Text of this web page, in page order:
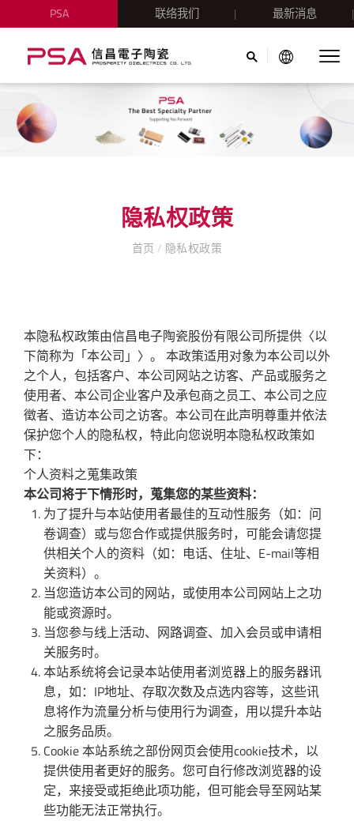
PSA 联络我们 最新消息
隐私权政策
首页 / 隐私权政策
本隐私权政策由信昌电子陶瓷股份有限公司所提供〈以
下简称为「本公司」〉。 本政策适用对象为本公司以外
之个人，包括客户、本公司网站之访客、产品或服务之
使用者、本公司企业客户及承包商之员工、本公司之应
徵者、造访本公司之访客。本公司在此声明尊重并依法
保护您个人的隐私权，特此向您说明本隐私权政策如
下：
个人资料之蒐集政策
本公司将于下情形时，蒐集您的某些资料：
为了提升与本站使用者最佳的互动性服务（如：问
卷调查）或与您合作或提供服务时，可能会请您提
供相关个人的资料（如：电话、住址、E-mail等相
关资料）。
当您造访本公司的网站，或使用本公司网站上之功
能或资源时。
当您参与线上活动、网路调查、加入会员或申请相
关服务时。
本站系统将会记录本站使用者浏览器上的服务器讯
息，如：IP地址、存取次数及点选内容等，这些讯
息将作为流量分析与使用行为调查，用以提升本站
之服务品质。
Cookie 本站系统之部份网页会使用cookie技术，以
提供使用者更好的服务。您可自行修改浏览器的设
定，来接受或拒绝此项功能，但可能会导至网站某
些功能无法正常执行。